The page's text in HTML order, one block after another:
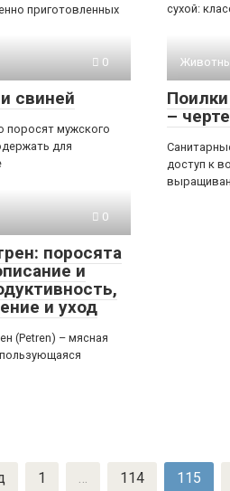
приготовленных
сухой:
0
свиней
поросят мужского
для
–
доступ к
0
поросята
и
и уход
(Petren) – мясная
1 … 114 115